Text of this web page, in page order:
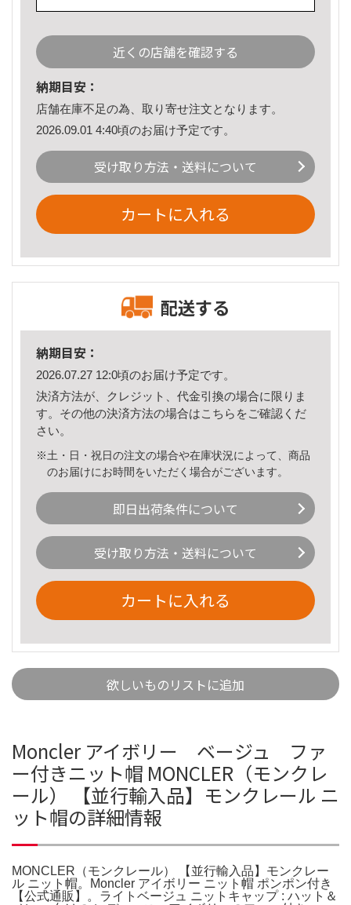
近くの店舗を確認する
納期目安：
店舗在庫不足の為、取り寄せ注文となります。
2026.09.01 4:40頃のお届け予定です。
受け取り方法・送料について
カートに入れる
配送する
納期目安：
2026.07.27 12:0頃のお届け予定です。
決済方法が、クレジット、代金引換の場合に限りま
す。その他の決済方法の場合はこちら をご確認くだ
さい。
※土・日・祝日の注文の場合や在庫状況によって、商品
のお届けにお時間をいただく場合がございます。
即日出荷条件について
受け取り方法・送料について
カートに入れる
欲しいものリストに追加
Moncler アイボリー ベージュ ファ
ー付きニット帽 MONCLER（モンクレ
ール） 【並行輸入品】モンクレール ニ
ット帽の詳細情報
MONCLER（モンクレール） 【並行輸入品】モンクレー
ル ニット帽。Moncler アイボリー ニット帽 ポンポン付き
【公式通販】。ライトベージュ ニットキャップ : ハット＆